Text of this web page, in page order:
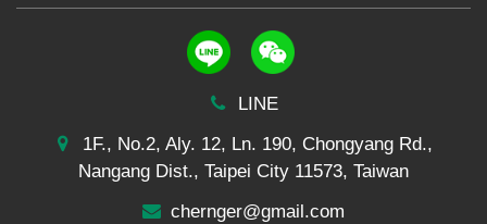
LINE
1F., No.2, Aly. 12, Ln. 190, Chongyang Rd.,
Nangang Dist., Taipei City 11573, Taiwan
chernger@gmail.com